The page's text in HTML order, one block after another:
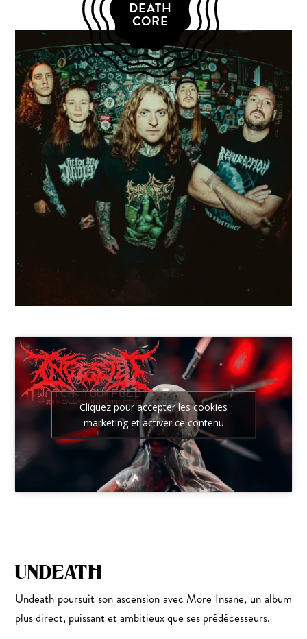
DEATH
CORE
Cliquez pour accepter les cookies
marketing et activer ce contenu
UNDEATH
Undeath poursuit son ascension avec More Insane, un album
plus direct, puissant et ambitieux que ses prédécesseurs.